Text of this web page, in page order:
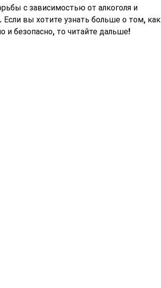
с зависимостью от алкоголя и
вы хотите узнать больше о том, как
и безопасно, то читайте дальше!